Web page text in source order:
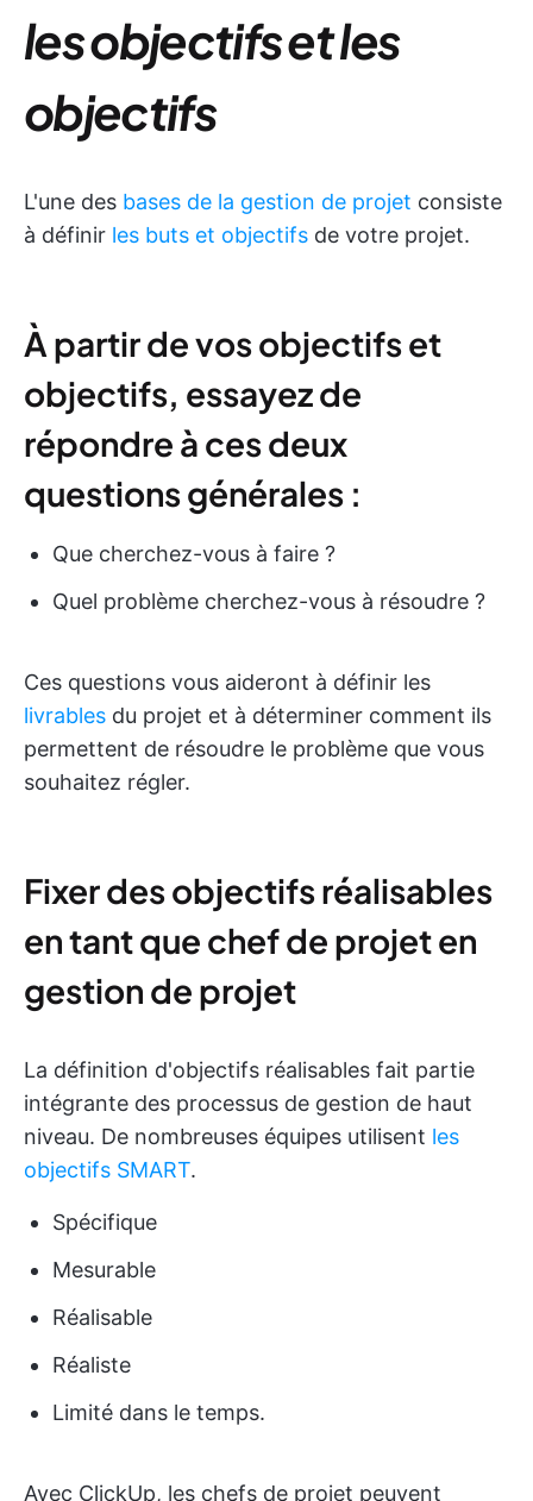
les objectifs et les
objectifs
L'une des bases de la gestion de projet consiste
à définir les buts et objectifs de votre projet.
À partir de vos objectifs et
objectifs, essayez de
répondre à ces deux
questions générales :
Que cherchez-vous à faire ?
Quel problème cherchez-vous à résoudre ?
Ces questions vous aideront à définir les
livrables du projet et à déterminer comment ils
permettent de résoudre le problème que vous
souhaitez régler.
Fixer des objectifs réalisables
en tant que chef de projet en
gestion de projet
La définition d'objectifs réalisables fait partie
intégrante des processus de gestion de haut
niveau. De nombreuses équipes utilisent les
objectifs SMART.
Spécifique
Mesurable
Réalisable
Réaliste
Limité dans le temps.
Avec ClickUp, les chefs de projet peuvent